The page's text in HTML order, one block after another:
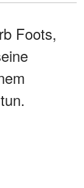
Foots,